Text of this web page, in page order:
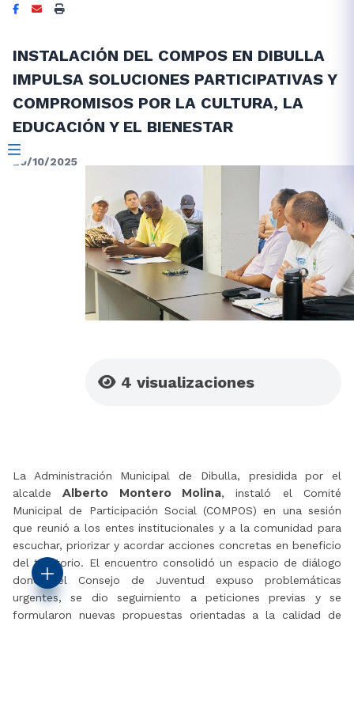
INSTALACIÓN DEL COMPOS EN DIBULLA
IMPULSA SOLUCIONES PARTICIPATIVAS Y
COMPROMISOS POR LA CULTURA, LA
EDUCACIÓN Y EL BIENESTAR
29/10/2025
4 visualizaciones
La Administración Municipal de Dibulla, presidida por el
alcaldeAlberto Montero Molina, instaló el Comité
Municipal de Participación Social (COMPOS) en una sesión
que reunió a los entes institucionales y a la comunidad para
escuchar, priorizar y acordar acciones concretas en beneficio
del territorio. El encuentro consolidó un espacio de diálogo
donde el Consejo de Juventud expuso problemáticas
urgentes, se dio seguimiento a peticiones previas y se
formularon nuevas propuestas orientadas a la calidad de